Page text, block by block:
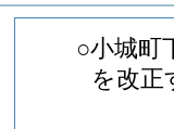
○小城町
を改正